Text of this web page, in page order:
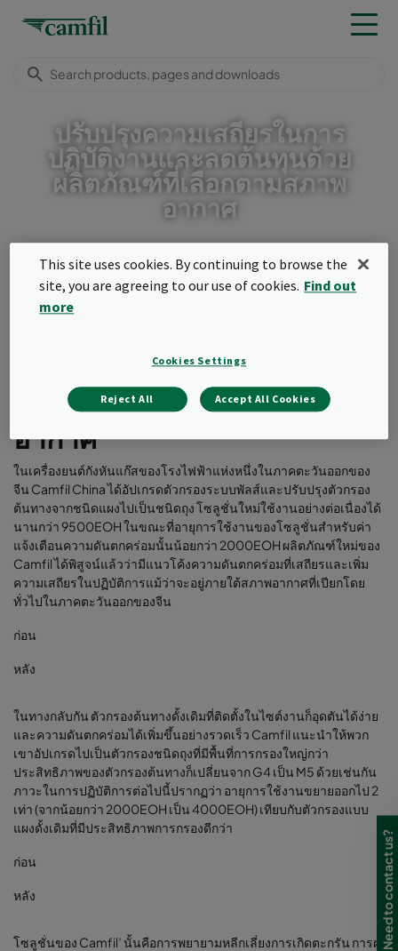
ปรับปรุงความเสถียรในการ
ปฏิบัติงานและลดต้นทุนด้วย
ผลิตภัณฑ์ที่เลือกตามสภาพ
อากาศ
ข้อมูลเชิงลึก กรณีศึกษา
Menu
ปฏิบัติงานและลดต้นทุนด้วย
ผลิตภัณฑ์ที่เลือกตามสภาพ
อากาศ
ในเครื่องยนต์กังหันแก๊สของโรงไฟฟ้าแห่งหนึ่งในภาคตะวันออกของ
จีน Camfil China ได้อัปเกรดตัวกรองระบบพัลส์และปรับปรุงตัวกรอง
ต้นทางจากชนิดแผงไปเป็นชนิดถุง โซลูชั่นใหม่ใช้งานอย่างต่อเนื่องได้
นานกว่า 9500EOH ในขณะที่อายุการใช้งานของโซลูชั่นสำหรับค่า
แจ้งเตือนความดันตกคร่อมนั้นน้อยกว่า 2000EOH ผลิตภัณฑ์ใหม่ของ
Camfil ได้พิสูจน์แล้วว่ามีแนวโค้งความดันตกคร่อมที่เสถียรและเพิ่ม
ความเสถียรในปฏิบัติการแม้ว่าจะอยู่ภายใต้สภาพอากาศที่เปียกโดย
ทั่วไปในภาคตะวันออกของจีน
ก่อน
หลัง
ในทางกลับกัน ตัวกรองต้นทางดั้งเดิมที่ติดตั้งในไซต์งานก็อุดตันได้ง่าย
และความดันตกคร่อมได้เพิ่มขึ้นอย่างรวดเร็ว Camfil แนะนำให้พวก
เขาอัปเกรดไปเป็นตัวกรองชนิดถุงที่มีพื้นที่การกรองใหญ่กว่า
ประสิทธิภาพของตัวกรองต้นทางก็เปลี่ยนจาก G4 เป็น M5 ด้วยเช่นกัน
ภาวะในการปฏิบัติการต่อไปนี้ปรากฏว่า อายุการใช้งานขยายออกไป 2
เท่า (จากน้อยกว่า 2000EOH เป็น 4000EOH) เทียบกับตัวกรองแบบ
แผงดั้งเดิมที่มีประสิทธิภาพการกรองดีกว่า
ก่อน
หลัง
โซลูชั่นของ Camfil’ นั้นคือการพยายามหลีกเลี่ยงการเกิดตะกรัน การผุ Need to contact us?
This site uses cookies. By continuing to browse the
site, you are agreeing to our use of cookies. Find out
more
Cookies Settings
Reject All Accept All Cookies